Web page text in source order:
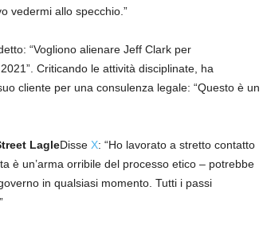
vedermi allo specchio.”
“Vogliono alienare Jeff Clark per
Criticando le attività disciplinate, ha
cliente per una consulenza legale: “Questo è un
LagleDisse X: “Ho lavorato a stretto contatto
è un’arma orribile del processo etico – potrebbe
in qualsiasi momento. Tutti i passi